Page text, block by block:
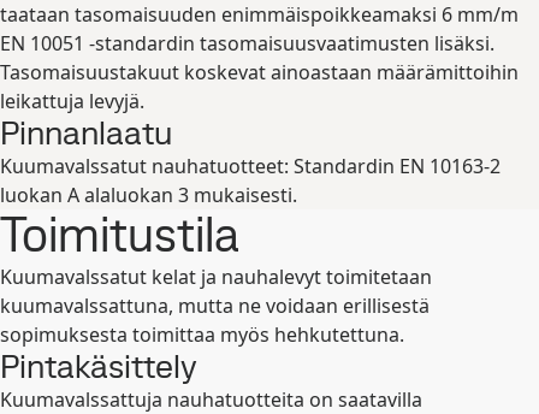
taataan tasomaisuuden enimmäispoikkeamaksi 6 mm/m
EN 10051 -standardin tasomaisuusvaatimusten lisäksi.
Tasomaisuustakuut koskevat ainoastaan määrämittoihin
leikattuja levyjä.
Pinnanlaatu
Kuumavalssatut nauhatuotteet: Standardin EN 10163-2
luokan A alaluokan 3 mukaisesti.
Toimitustila
Kuumavalssatut kelat ja nauhalevyt toimitetaan
kuumavalssattuna, mutta ne voidaan erillisestä
sopimuksesta toimittaa myös hehkutettuna.
Pintakäsittely
Kuumavalssattuja nauhatuotteita on saatavilla